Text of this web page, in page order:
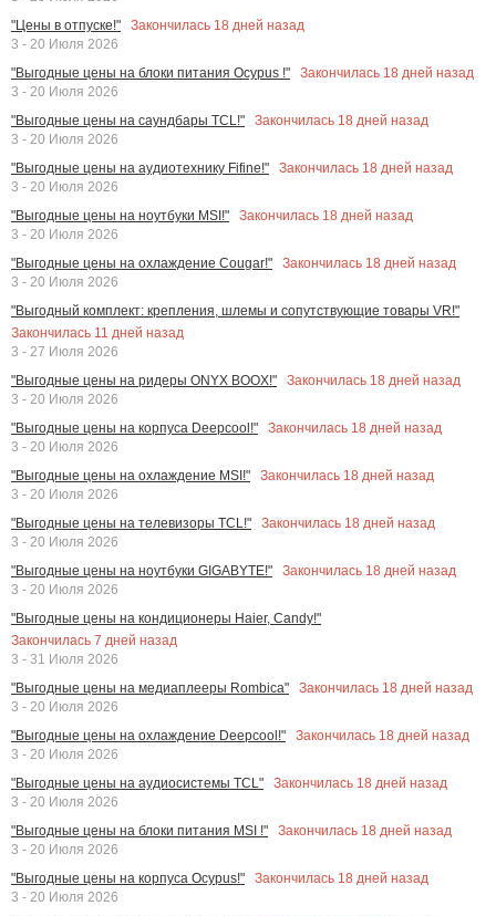
"Цены в отпуске!"
Закончилась 18 дней назад
3 - 20 Июля 2026
"Выгодные цены на блоки питания Ocypus !"
Закончилась 18 дней назад
3 - 20 Июля 2026
"Выгодные цены на саундбары TCL!"
Закончилась 18 дней назад
3 - 20 Июля 2026
"Выгодные цены на аудиотехнику Fifine!"
Закончилась 18 дней назад
3 - 20 Июля 2026
"Выгодные цены на ноутбуки MSI!"
Закончилась 18 дней назад
3 - 20 Июля 2026
"Выгодные цены на охлаждение Cougar!"
Закончилась 18 дней назад
3 - 20 Июля 2026
"Выгодный комплект: крепления, шлемы и сопутствующие товары VR!"
Закончилась 11 дней назад
3 - 27 Июля 2026
"Выгодные цены на ридеры ONYX BOOX!"
Закончилась 18 дней назад
3 - 20 Июля 2026
"Выгодные цены на корпуса Deepcool!"
Закончилась 18 дней назад
3 - 20 Июля 2026
"Выгодные цены на охлаждение MSI!"
Закончилась 18 дней назад
3 - 20 Июля 2026
"Выгодные цены на телевизоры TCL!"
Закончилась 18 дней назад
3 - 20 Июля 2026
"Выгодные цены на ноутбуки GIGABYTE!"
Закончилась 18 дней назад
3 - 20 Июля 2026
"Выгодные цены на кондиционеры Haier, Candy!"
Закончилась 7 дней назад
3 - 31 Июля 2026
"Выгодные цены на медиаплееры Rombica"
Закончилась 18 дней назад
3 - 20 Июля 2026
"Выгодные цены на охлаждение Deepcool!"
Закончилась 18 дней назад
3 - 20 Июля 2026
"Выгодные цены на аудиосистемы TCL"
Закончилась 18 дней назад
3 - 20 Июля 2026
"Выгодные цены на блоки питания MSI !"
Закончилась 18 дней назад
3 - 20 Июля 2026
"Выгодные цены на корпуса Ocypus!"
Закончилась 18 дней назад
3 - 20 Июля 2026